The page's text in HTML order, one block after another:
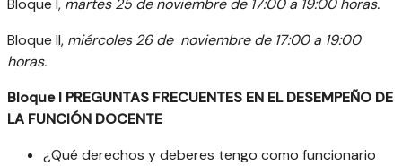
Bloque I, martes 25 de noviembre de 17:00 a 19:00 horas.
Bloque II, miércoles 26 de noviembre de 17:00 a 19:00
horas.
Bloque I PREGUNTAS FRECUENTES EN EL DESEMPEÑO DE
LA FUNCIÓN DOCENTE
¿Qué derechos y deberes tengo como funcionario